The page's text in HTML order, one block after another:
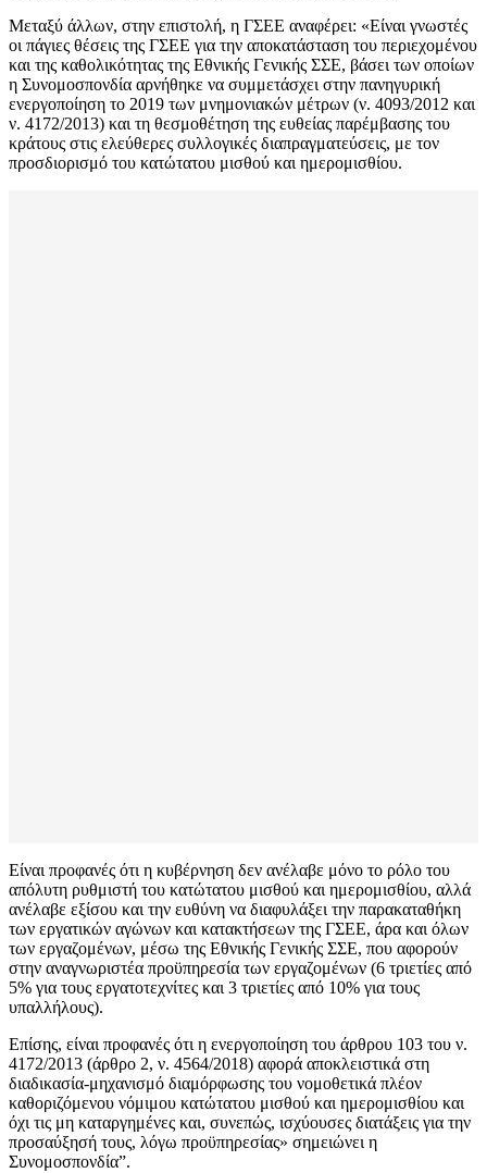
Μεταξύ άλλων, στην επιστολή, η ΓΣΕΕ αναφέρει: «Είναι γνωστές
οι πάγιες θέσεις της ΓΣΕΕ για την αποκατάσταση του περιεχομένου
και της καθολικότητας της Εθνικής Γενικής ΣΣΕ, βάσει των οποίων
η Συνομοσπονδία αρνήθηκε να συμμετάσχει στην πανηγυρική
ενεργοποίηση το 2019 των μνημονιακών μέτρων (ν. 4093/2012 και
ν. 4172/2013) και τη θεσμοθέτηση της ευθείας παρέμβασης του
κράτους στις ελεύθερες συλλογικές διαπραγματεύσεις, με τον
προσδιορισμό του κατώτατου μισθού και ημερομισθίου.
Είναι προφανές ότι η κυβέρνηση δεν ανέλαβε μόνο το ρόλο του
απόλυτη ρυθμιστή του κατώτατου μισθού και ημερομισθίου, αλλά
ανέλαβε εξίσου και την ευθύνη να διαφυλάξει την παρακαταθήκη
των εργατικών αγώνων και κατακτήσεων της ΓΣΕΕ, άρα και όλων
των εργαζομένων, μέσω της Εθνικής Γενικής ΣΣΕ, που αφορούν
στην αναγνωριστέα προϋπηρεσία των εργαζομένων (6 τριετίες από
5% για τους εργατοτεχνίτες και 3 τριετίες από 10% για τους
υπαλλήλους).
Επίσης, είναι προφανές ότι η ενεργοποίηση του άρθρου 103 του ν.
4172/2013 (άρθρο 2, ν. 4564/2018) αφορά αποκλειστικά στη
διαδικασία-μηχανισμό διαμόρφωσης του νομοθετικά πλέον
καθοριζόμενου νόμιμου κατώτατου μισθού και ημερομισθίου και
όχι τις μη καταργημένες και, συνεπώς, ισχύουσες διατάξεις για την
προσαύξησή τους, λόγω προϋπηρεσίας» σημειώνει η
Συνομοσπονδία”.